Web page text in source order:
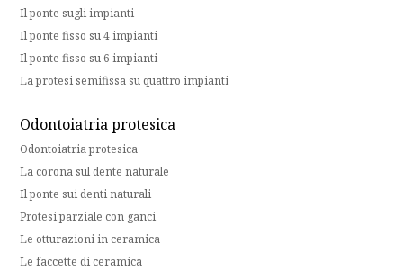
Il ponte sugli impianti
Il ponte fisso su 4 impianti
Il ponte fisso su 6 impianti
La protesi semifissa su quattro impianti
Odontoiatria protesica
Odontoiatria protesica
La corona sul dente naturale
Il ponte sui denti naturali
Protesi parziale con ganci
Le otturazioni in ceramica
Le faccette di ceramica